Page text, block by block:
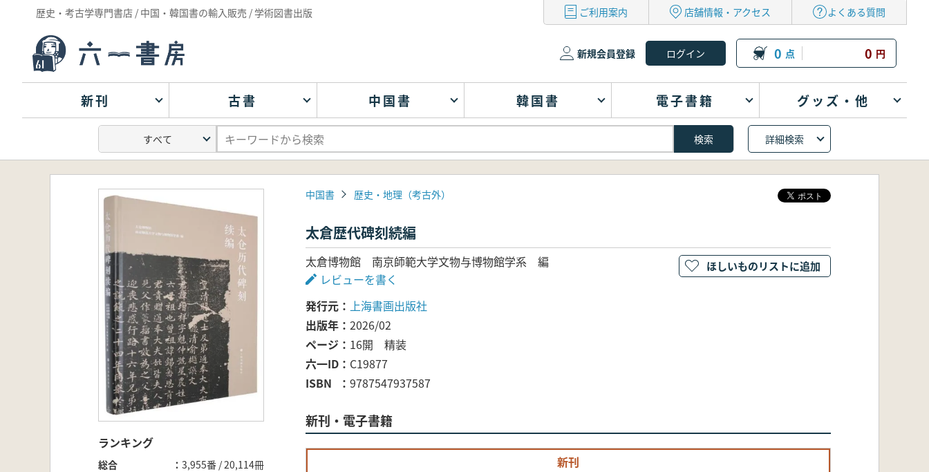
歴史・考古学専門書店 / 中国・韓国書の輸入販売 / 学術図書出版 ご利用案内 店舗情報・アクセス よくある質問
新規会員登録 0 点 0 円
新刊 古書 中国書 韓国書 電子書籍 グッズ・他
詳細検索
ランキング
総合
3,955番 / 20,114冊
中国書 歴史・地理（考古外）
太倉歴代碑刻続編
太倉博物館 南京師範大学文物与博物館学系 編
レビューを書く
発行元
上海書画出版社
出版年
2026/02
ページ
16開 精装
六一ID
C19877
ISBN
9787547937587
新刊・電子書籍
新刊
ほしいものリストに追加